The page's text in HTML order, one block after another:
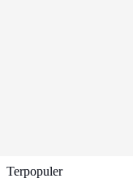
Terpopuler